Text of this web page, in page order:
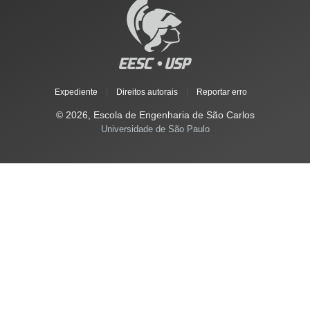
Expediente Direitos autorais Reportar erro
© 2026, Escola de Engenharia de São Carlos
Universidade de São Paulo